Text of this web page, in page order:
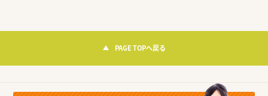
PAGE TOPへ戻る